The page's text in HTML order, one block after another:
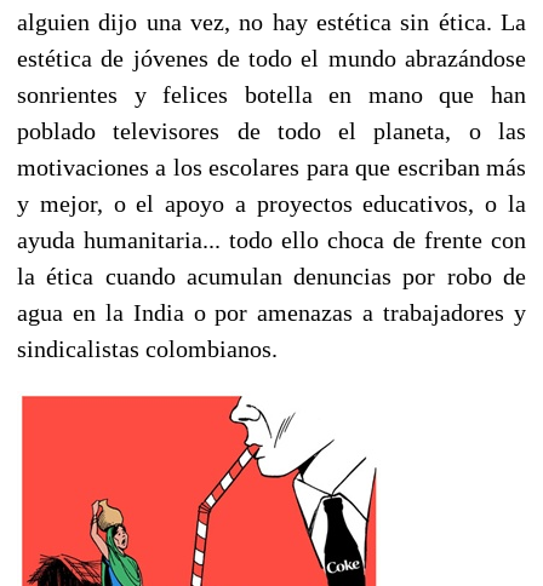
alguien dijo una vez, no hay estética sin ética. La
estética de jóvenes de todo el mundo abrazándose
sonrientes y felices botella en mano que han
poblado televisores de todo el planeta, o las
motivaciones a los escolares para que escriban más
y mejor, o el apoyo a proyectos educativos, o la
ayuda humanitaria... todo ello choca de frente con
la ética cuando acumulan denuncias por robo de
agua en la India o por amenazas a trabajadores y
sindicalistas colombianos.